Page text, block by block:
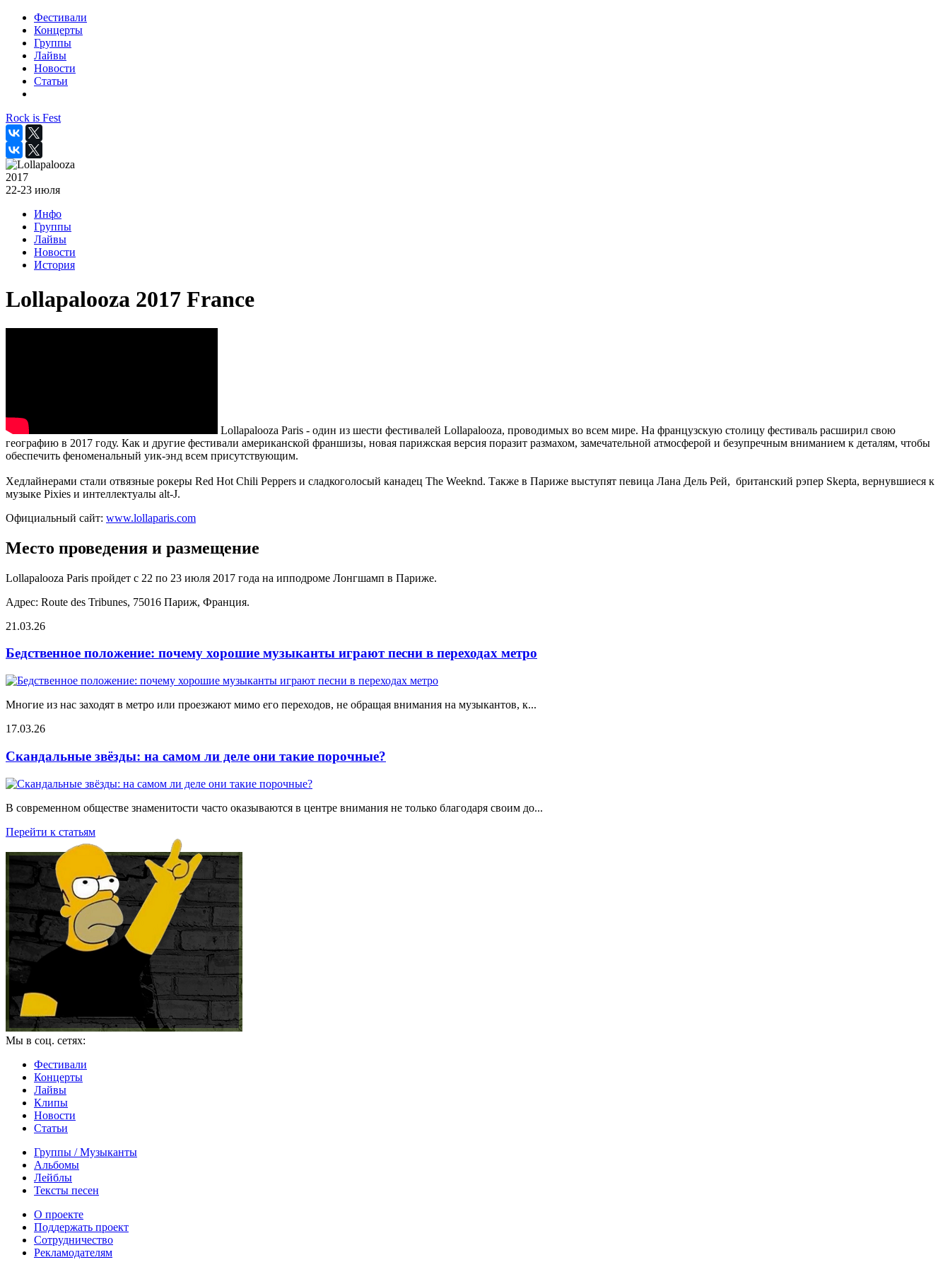
Фестивали
Концерты
Группы
Лайвы
Новости
Статьи
Rock is Fest
2017
22-23 июля
Инфо
Группы
Лайвы
Новости
История
Lollapalooza 2017 France
Lollapalooza Paris - один из шести фестивалей Lollapalooza, проводимых во всем мире. На французскую столицу фестиваль расширил свою
географию в 2017 году. Как и другие фестивали американской франшизы, новая парижская версия поразит размахом, замечательной атмосферой и безупречным вниманием к деталям, чтобы
обеспечить феноменальный уик-энд всем присутствующим.
Хедлайнерами стали отвязные рокеры Red Hot Chili Peppers и сладкоголосый канадец The Weeknd. Также в Париже выступят певица Лана Дель Рей, британский рэпер Skepta, вернувшиеся к
музыке Pixies и интеллектуалы alt-J.
Официальный сайт: www.lollaparis.com
Место проведения и размещение
Lollapalooza Paris пройдет с 22 по 23 июля 2017 года на ипподроме Лонгшамп в Париже.
Адрес: Route des Tribunes, 75016 Париж, Франция.
21.03.26
Бедственное положение: почему хорошие музыканты играют песни в переходах метро
Многие из нас заходят в метро или проезжают мимо его переходов, не обращая внимания на музыкантов, к...
17.03.26
Скандальные звёзды: на самом ли деле они такие порочные?
В современном обществе знаменитости часто оказываются в центре внимания не только благодаря своим до...
Перейти к статьям
Мы в соц. сетях:
Фестивали
Концерты
Лайвы
Клипы
Новости
Статьи
Группы / Музыканты
Альбомы
Лейблы
Тексты песен
О проекте
Поддержать проект
Сотрудничество
Рекламодателям